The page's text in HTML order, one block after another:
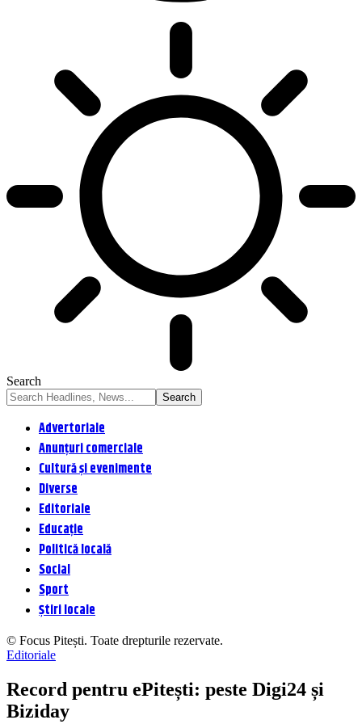
Search
Advertoriale
Anunțuri comerciale
Cultură și evenimente
Diverse
Editoriale
Educație
Politică locală
Social
Sport
Știri locale
© Focus Pitești. Toate drepturile rezervate.
Editoriale
Record pentru ePitești: peste Digi24 și
Biziday